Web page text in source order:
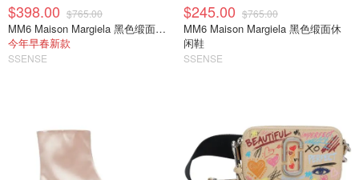
$398.00 $765.00
MM6 Maison Margiela 黑色缎面半拖运动鞋
今年早春新款
SSENSE
$245.00 $765.00
MM6 Maison Margiela 黑色缎面休
闲鞋
SSENSE